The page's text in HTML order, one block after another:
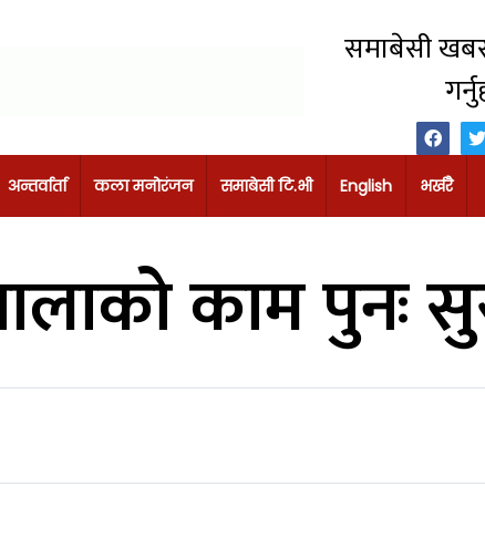
समाबेसी
अन्तर्वार्ता कला मनोरंजन समाबेसी टि.भी English भर्खरै
काम पुनः